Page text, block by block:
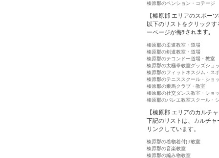
榛原郡のペンション・コテージ
【榛原郡 エリアのスポー
以下のリストをクリック
ーページが侮ｦされます。
榛原郡の柔道教室・道場
榛原郡の剣道教室・道場
榛原郡のテコンドー道場・教室
榛原郡の太極拳教室グッズショ
榛原郡のフィットネスジム・ス
榛原郡のテニススクール・ショ
榛原郡の乗馬クラブ・教室
榛原郡の社交ダンス教室・ショ
榛原郡のバレエ教室スクール・
【榛原郡 エリアのカルチ
下記のリストは、カルチ
リンクしています。
榛原郡の着物着付け教室
榛原郡の音楽教室
榛原郡の編み物教室